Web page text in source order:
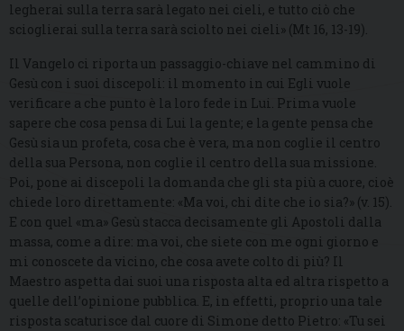
legherai sulla terra sarà legato nei cieli, e tutto ciò che
scioglierai sulla terra sarà sciolto nei cieli» (Mt 16, 13-19).
Il Vangelo ci riporta un passaggio-chiave nel cammino di
Gesù con i suoi discepoli: il momento in cui Egli vuole
verificare a che punto è la loro fede in Lui. Prima vuole
sapere che cosa pensa di Lui la gente; e la gente pensa che
Gesù sia un profeta, cosa che è vera, ma non coglie il centro
della sua Persona, non coglie il centro della sua missione.
Poi, pone ai discepoli la domanda che gli sta più a cuore, cioè
chiede loro direttamente: «Ma voi, chi dite che io sia?» (v. 15).
E con quel «ma» Gesù stacca decisamente gli Apostoli dalla
massa, come a dire: ma voi, che siete con me ogni giorno e
mi conoscete da vicino, che cosa avete colto di più? Il
Maestro aspetta dai suoi una risposta alta ed altra rispetto a
quelle dell’opinione pubblica. E, in effetti, proprio una tale
risposta scaturisce dal cuore di Simone detto Pietro: «Tu sei